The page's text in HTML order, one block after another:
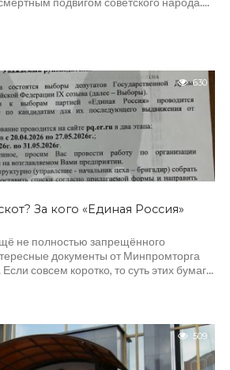
630
За кого «Единая Россия»
не полностью запрещённого
документы от Минпромторга
совсем коротко, то суть этих бумаг...
509